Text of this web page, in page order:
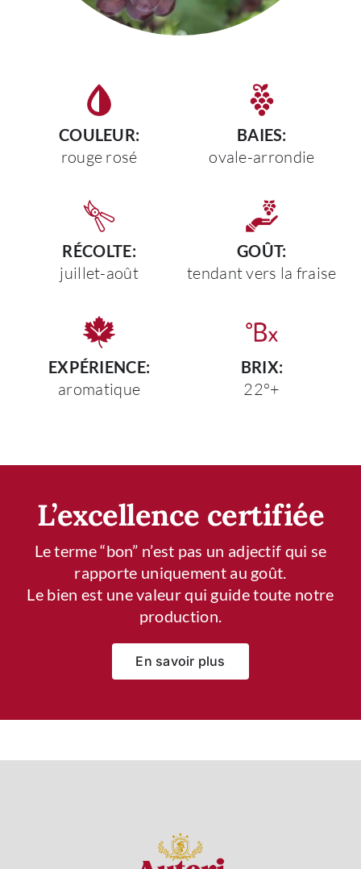
COULEUR:
rouge rosé
BAIES:
ovale-arrondie
RÉCOLTE:
juillet-août
GOÛT:
tendant vers la fraise
EXPÉRIENCE:
aromatique
BRIX:
22°+
L’excellence certifiée
Le terme “bon” n’est pas un adjectif qui se
rapporte uniquement au goût.
Le bien est une valeur qui guide toute notre
production.
En savoir plus